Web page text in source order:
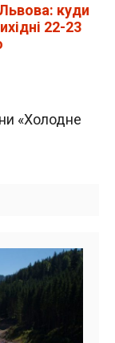
куди
22-23
«Холодне